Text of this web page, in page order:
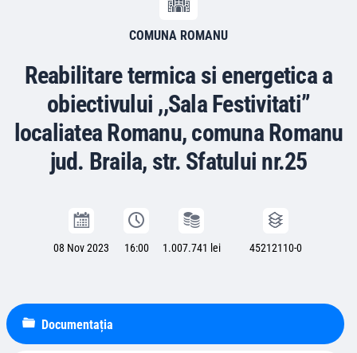
COMUNA ROMANU
Reabilitare termica si energetica a
obiectivului ,,Sala Festivitati”
localiatea Romanu, comuna Romanu
jud. Braila, str. Sfatului nr.25
08 Nov 2023 16:00 1.007.741 lei 45212110-0
Documentația